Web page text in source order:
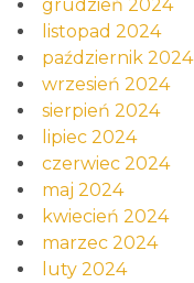
grudzień 2024
listopad 2024
październik 2024
wrzesień 2024
sierpień 2024
lipiec 2024
czerwiec 2024
maj 2024
kwiecień 2024
marzec 2024
luty 2024